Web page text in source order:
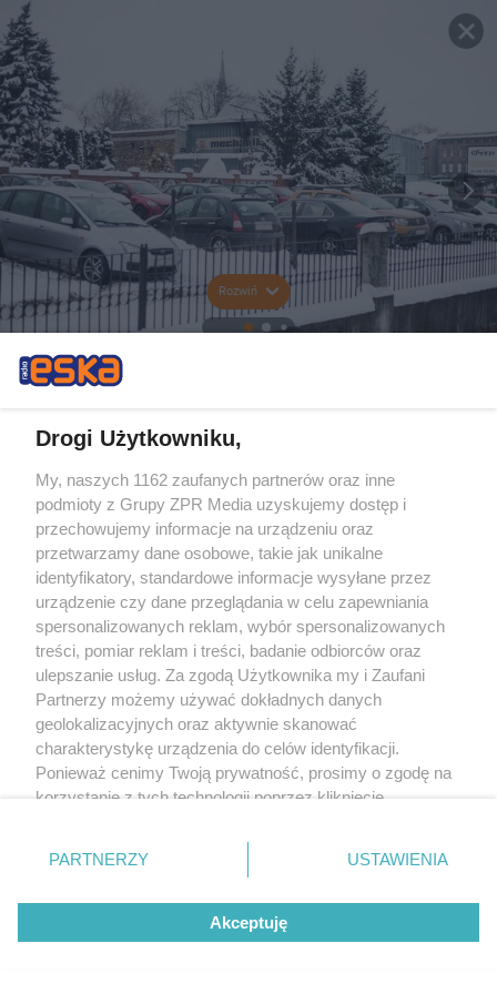
Rozwiń
Drogi Użytkowniku,
My, naszych 1162 zaufanych partnerów oraz inne
podmioty z Grupy ZPR Media uzyskujemy dostęp i
przechowujemy informacje na urządzeniu oraz
przetwarzamy dane osobowe, takie jak unikalne
identyfikatory, standardowe informacje wysyłane przez
urządzenie czy dane przeglądania w celu zapewniania
spersonalizowanych reklam, wybór spersonalizowanych
treści, pomiar reklam i treści, badanie odbiorców oraz
ulepszanie usług. Za zgodą Użytkownika my i Zaufani
Partnerzy możemy używać dokładnych danych
geolokalizacyjnych oraz aktywnie skanować
charakterystykę urządzenia do celów identyfikacji.
Ponieważ cenimy Twoją prywatność, prosimy o zgodę na
korzystanie z tych technologii poprzez kliknięcie
zmienić/wycofać klikając przycisk ustawień prywatności
znajdujący się w lewym dolnym rogu strony
rodzaje przetwarzania danych nie wymagają zgody
użytkownika, ale masz prawo sprzeciwić się takiemu
przetwarzaniu. Preferencje będą miały zastosowanie tylko
PARTNERZY USTAWIENIA
Akceptuję